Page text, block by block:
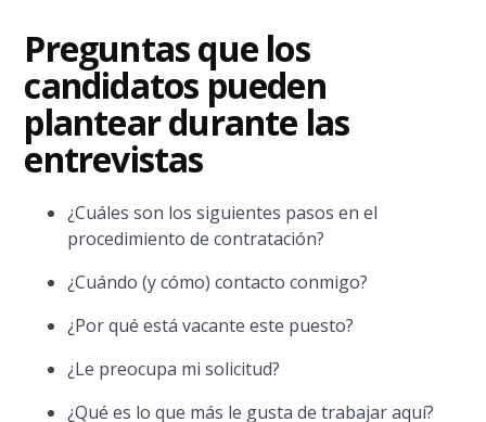
Preguntas que los
candidatos pueden
plantear durante las
entrevistas
¿Cuáles son los siguientes pasos en el
procedimiento de contratación?
¿Cuándo (y cómo) contacto conmigo?
¿Por qué está vacante este puesto?
¿Le preocupa mi solicitud?
¿Qué es lo que más le gusta de trabajar aquí?